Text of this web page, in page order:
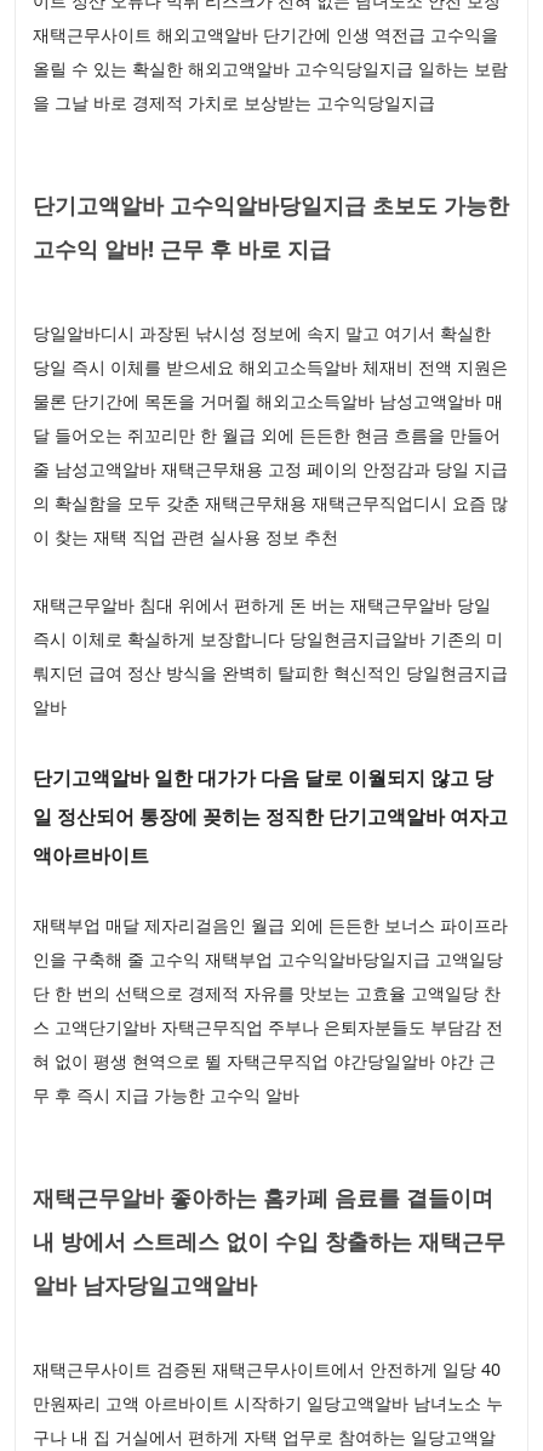
재택근무사이트 해외고액알바 단기간에 인생 역전급 고수익을
올릴 수 있는 확실한 해외고액알바 고수익당일지급 일하는 보람
을 그날 바로 경제적 가치로 보상받는 고수익당일지급
단기고액알바 고수익알바당일지급 초보도 가능한
고수익 알바! 근무 후 바로 지급
당일알바디시 과장된 낚시성 정보에 속지 말고 여기서 확실한
당일 즉시 이체를 받으세요 해외고소득알바 체재비 전액 지원은
물론 단기간에 목돈을 거머쥘 해외고소득알바 남성고액알바 매
달 들어오는 쥐꼬리만 한 월급 외에 든든한 현금 흐름을 만들어
줄 남성고액알바 재택근무채용 고정 페이의 안정감과 당일 지급
의 확실함을 모두 갖춘 재택근무채용 재택근무직업디시 요즘 많
이 찾는 재택 직업 관련 실사용 정보 추천
재택근무알바 침대 위에서 편하게 돈 버는 재택근무알바 당일
즉시 이체로 확실하게 보장합니다 당일현금지급알바 기존의 미
뤄지던 급여 정산 방식을 완벽히 탈피한 혁신적인 당일현금지급
알바
단기고액알바 일한 대가가 다음 달로 이월되지 않고 당
일 정산되어 통장에 꽂히는 정직한 단기고액알바 여자고
액아르바이트
재택부업 매달 제자리걸음인 월급 외에 든든한 보너스 파이프라
인을 구축해 줄 고수익 재택부업 고수익알바당일지급 고액일당
단 한 번의 선택으로 경제적 자유를 맛보는 고효율 고액일당 찬
스 고액단기알바 자택근무직업 주부나 은퇴자분들도 부담감 전
혀 없이 평생 현역으로 뛸 자택근무직업 야간당일알바 야간 근
무 후 즉시 지급 가능한 고수익 알바
재택근무알바 좋아하는 홈카페 음료를 곁들이며
내 방에서 스트레스 없이 수입 창출하는 재택근무
알바 남자당일고액알바
재택근무사이트 검증된 재택근무사이트에서 안전하게 일당 40
만원짜리 고액 아르바이트 시작하기 일당고액알바 남녀노소 누
구나 내 집 거실에서 편하게 자택 업무로 참여하는 일당고액알